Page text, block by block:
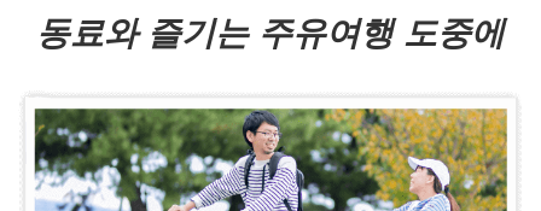
동료와 즐기는 주유여행 도중에